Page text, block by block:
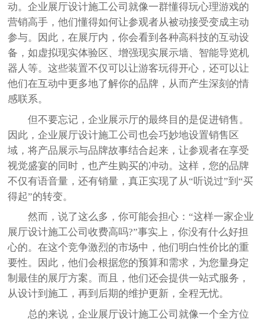
动。企业展厅设计施工公司就像一群懂得玩心理游戏的
营销高手，他们懂得如何让参观者从被动接受变成主动
参与。因此，在展厅内，你会看到各种高科技的互动设
备，如虚拟现实体验区、增强现实展示墙、智能导览机
器人等。这些装置不仅可以让游客玩得开心，还可以让
他们在互动中更多地了解你的品牌，从而产生深刻的情
感联系。
但不要忘记，企业展示厅的最终目的是促进销售。
因此，企业展厅设计施工公司也会巧妙地设置销售区
域，将产品展示与品牌故事结合起来，让参观者在享受
视觉盛宴的同时，也产生购买的冲动。这样，您的品牌
不仅有语音量，还有销量，真正实现了从“听说过”到“买
得起”的转变。
然而，说了这么多，你可能会担心：“这样一家企业
展厅设计施工公司收费高吗?”事实上，你没有什么好担
心的。在这个竞争激烈的市场中，他们明白性价比的重
要性。因此，他们会根据您的预算和需求，为您量身定
制最佳的展厅方案。而且，他们还会提供一站式服务，
从设计到施工，再到后期的维护更新，全程无忧。
总的来说，企业展厅设计施工公司就像一个全方位